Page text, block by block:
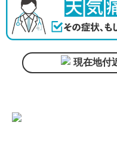
現在地付